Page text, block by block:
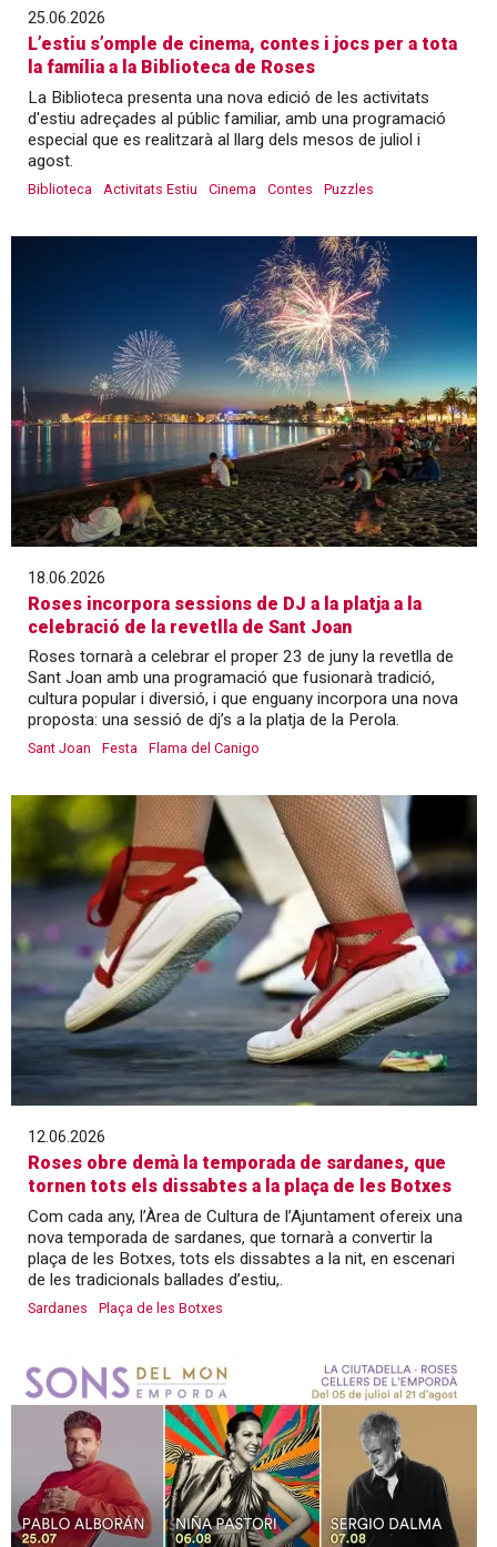
25.06.2026
L’estiu s’omple de cinema, contes i jocs per a tota
la família a la Biblioteca de Roses
La Biblioteca presenta una nova edició de les activitats
d'estiu adreçades al públic familiar, amb una programació
especial que es realitzarà al llarg dels mesos de juliol i
agost.
Biblioteca Activitats Estiu Cinema Contes Puzzles
18.06.2026
Roses incorpora sessions de DJ a la platja a la
celebració de la revetlla de Sant Joan
Roses tornarà a celebrar el proper 23 de juny la revetlla de
Sant Joan amb una programació que fusionarà tradició,
cultura popular i diversió, i que enguany incorpora una nova
proposta: una sessió de dj’s a la platja de la Perola.
Sant Joan Festa Flama del Canigo
12.06.2026
Roses obre demà la temporada de sardanes, que
tornen tots els dissabtes a la plaça de les Botxes
Com cada any, l’Àrea de Cultura de l’Ajuntament ofereix una
nova temporada de sardanes, que tornarà a convertir la
plaça de les Botxes, tots els dissabtes a la nit, en escenari
de les tradicionals ballades d’estiu,.
Sardanes Plaça de les Botxes